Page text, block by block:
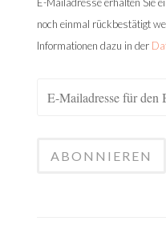
noch einmal rückbestätigt
Informationen dazu in der